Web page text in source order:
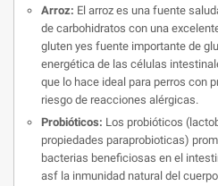
Arroz: El arroz es una fuente
de carbohidratos con una
gluten yes fuente importante de
energética de las células
que lo hace ideal para perros con
riesgo de reacciones alérgicas.
Probióticos: Los probióticos
propiedades paraprobioticas)
bacterias beneficiosas en el
asf la inmunidad natural del